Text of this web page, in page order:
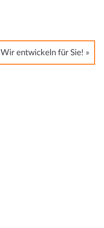
Wir entwickeln für Sie! »